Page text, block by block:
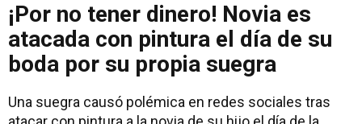
¡Por no tener dinero! Novia es
atacada con pintura el día de su
boda por su propia suegra
Una suegra causó polémica en redes sociales tras